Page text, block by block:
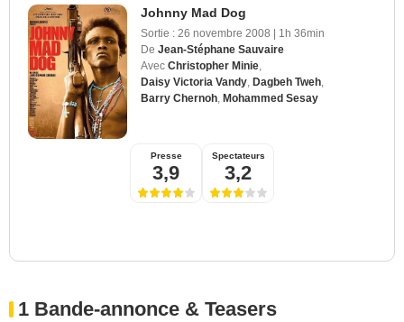
Johnny Mad Dog
Sortie : 26 novembre 2008 | 1h 36min
De Jean-Stéphane Sauvaire
Avec Christopher Minie
Daisy Victoria Vandy Dagbeh Tweh
Barry Chernoh Mohammed Sesay
Presse
3,9
Spectateurs
3,2
1 Bande-annonce & Teasers